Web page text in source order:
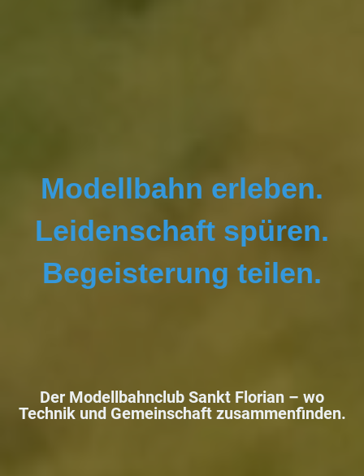
Modellbahn erleben.
Leidenschaft spüren.
Begeisterung teilen.
Der Modellbahnclub Sankt Florian – wo
Technik und Gemeinschaft zusammenfinden.